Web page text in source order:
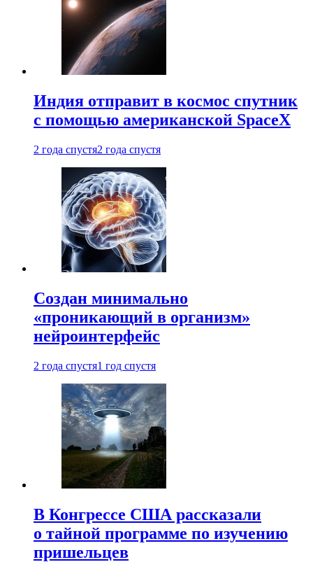
Индия отправит в космос спутник
с помощью американской SpaceX
2 года спустя2 года спустя
Создан минимально
«проникающий в организм»
нейроинтерфейс
2 года спустя1 год спустя
В Конгрессе США рассказали
о тайной программе по изучению
пришельцев